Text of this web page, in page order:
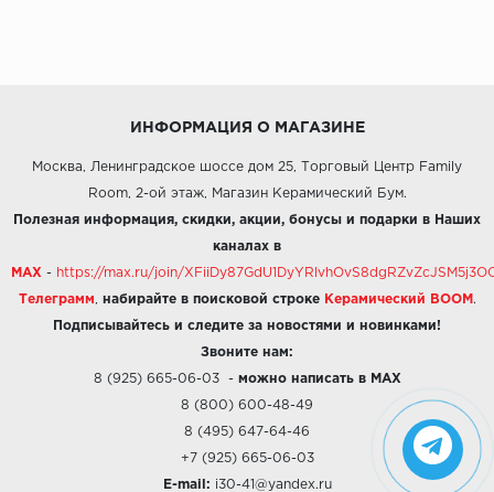
ИНФОРМАЦИЯ О МАГАЗИНЕ
Москва, Ленинградское шоссе дом 25, Торговый Центр Family
Room, 2-ой этаж, Магазин Керамический Бум.
Полезная информация, скидки, акции, бонусы и подарки в Наших
каналах в
MAX - https://max.ru/join/
Телеграмм набирайте в поисковой строке Керамический BOOM .
Подписывайтесь и следите за новостями и новинками!
Звоните нам:
8 (925) 665-06-03- можно написать в MAX
8 (800) 600-48-49
8 (495) 647-64-46
+7 (925) 665-06-03
E-mail: i30-41@yandex.ru